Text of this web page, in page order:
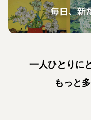
一人ひとりに
もっと